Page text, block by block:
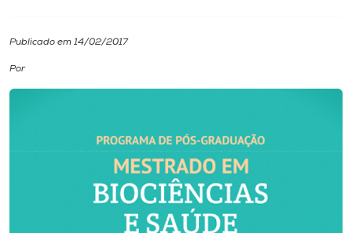
Cultura
Publicado em 14/02/2017
Por